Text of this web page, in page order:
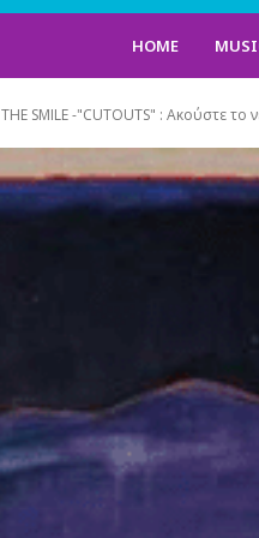
HOME
THE SMILE -"CUTOUTS" : Ακούστε